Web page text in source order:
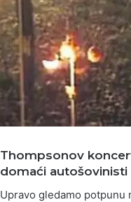
Thompsonov
domaći autošovinisti
Upravo gledamo